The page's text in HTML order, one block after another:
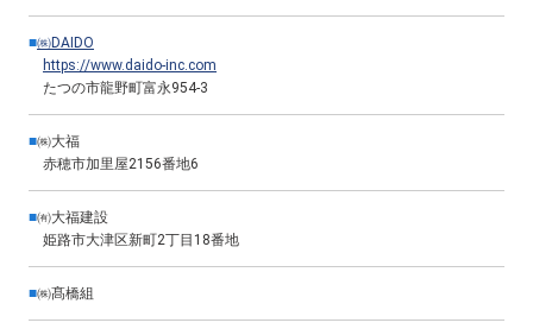
■㈱DAIDO
https://www.daido-inc.com
たつの市龍野町富永954-3
■㈱大福
赤穂市加里屋2156番地6
■㈲大福建設
姫路市大津区新町2丁目18番地
■㈱髙橋組